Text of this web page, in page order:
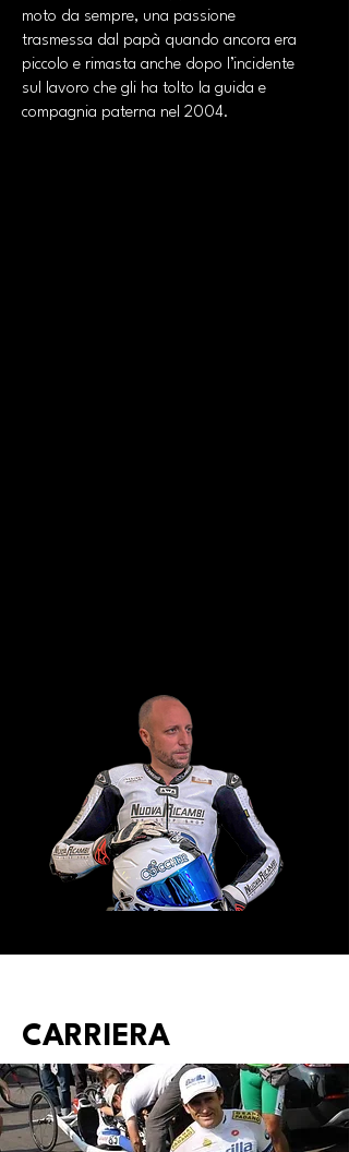
moto da sempre, una passione
trasmessa dal papà quando ancora era
piccolo e rimasta anche dopo l’incidente
sul lavoro che gli ha tolto la guida e
compagnia paterna nel 2004.
CARRIERA